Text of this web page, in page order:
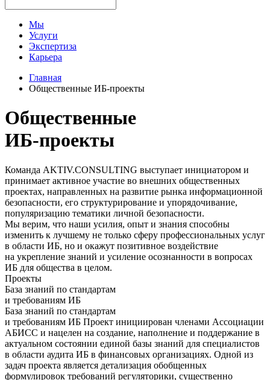
Мы
Услуги
Экспертиза
Карьера
Главная
Общественные ИБ-проекты
Общественные
ИБ-проекты
Команда AKTIV.CONSULTING выступает инициатором и
принимает активное участие во внешних общественных
проектах, направленных на развитие рынка информационной
безопасности, его структурирование и упорядочивание,
популяризацию тематики личной безопасности.
Мы верим, что наши усилия, опыт и знания способны
изменить к лучшему не только сферу профессиональных услуг
в области ИБ, но и окажут позитивное воздействие
на укрепление знаний и усиление осознанности в вопросах
ИБ для общества в целом.
Проекты
База знаний по стандартам
и требованиям ИБ
База знаний по стандартам
и требованиям ИБ Проект инициирован членами Ассоциации
АБИСС и нацелен на создание, наполнение и поддержание в
актуальном состоянии единой базы знаний для специалистов
в области аудита ИБ в финансовых организациях. Одной из
задач проекта является детализация обобщенных
формулировок требований регуляторики, существенно